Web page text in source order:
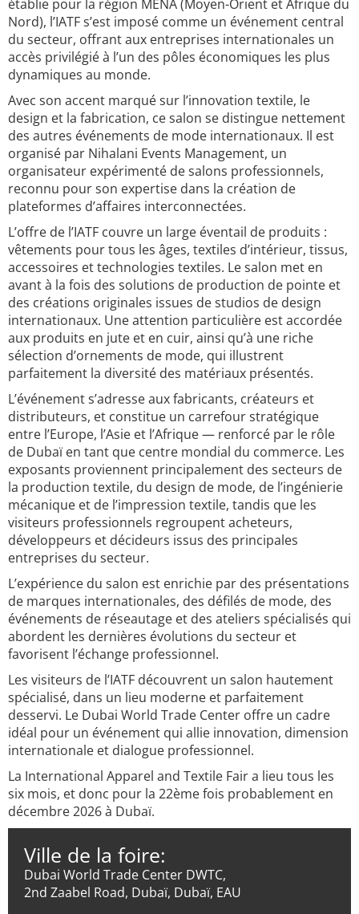
établie pour la région MENA (Moyen-Orient et Afrique du
Nord), l’IATF s’est imposé comme un événement central
du secteur, offrant aux entreprises internationales un
accès privilégié à l’un des pôles économiques les plus
dynamiques au monde.
Avec son accent marqué sur l’innovation textile, le
design et la fabrication, ce salon se distingue nettement
des autres événements de mode internationaux. Il est
organisé par Nihalani Events Management, un
organisateur expérimenté de salons professionnels,
reconnu pour son expertise dans la création de
plateformes d’affaires interconnectées.
L’offre de l’IATF couvre un large éventail de produits :
vêtements pour tous les âges, textiles d’intérieur, tissus,
accessoires et technologies textiles. Le salon met en
avant à la fois des solutions de production de pointe et
des créations originales issues de studios de design
internationaux. Une attention particulière est accordée
aux produits en jute et en cuir, ainsi qu’à une riche
sélection d’ornements de mode, qui illustrent
parfaitement la diversité des matériaux présentés.
L’événement s’adresse aux fabricants, créateurs et
distributeurs, et constitue un carrefour stratégique
entre l’Europe, l’Asie et l’Afrique — renforcé par le rôle
de Dubaï en tant que centre mondial du commerce. Les
exposants proviennent principalement des secteurs de
la production textile, du design de mode, de l’ingénierie
mécanique et de l’impression textile, tandis que les
visiteurs professionnels regroupent acheteurs,
développeurs et décideurs issus des principales
entreprises du secteur.
L’expérience du salon est enrichie par des présentations
de marques internationales, des défilés de mode, des
événements de réseautage et des ateliers spécialisés qui
abordent les dernières évolutions du secteur et
favorisent l’échange professionnel.
Les visiteurs de l’IATF découvrent un salon hautement
spécialisé, dans un lieu moderne et parfaitement
desservi. Le Dubai World Trade Center offre un cadre
idéal pour un événement qui allie innovation, dimension
internationale et dialogue professionnel.
La International Apparel and Textile Fair a lieu tous les
six mois, et donc pour la 22ème fois probablement en
décembre 2026 à Dubaï.
Ville de la foire:
Dubai World Trade Center DWTC,
2nd Zaabel Road, Dubaï, Dubaï, EAU